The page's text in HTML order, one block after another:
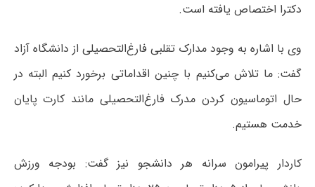
دکترا اختصاص یافته است.
وی با اشاره به وجود مدارک تقلبی فارغ‌التحصیلی از دانشگاه آزاد
گفت: ما تلاش می‌کنیم با چنین اقداماتی برخورد کنیم البته در
حال اتوماسیون کردن مدرک فارغ‌التحصیلی مانند کارت پایان
خدمت هستیم.
کاردار پیرامون سرانه هر دانشجو نیز گفت: بودجه ورزش